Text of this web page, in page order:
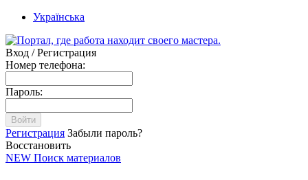
Українська
Вход / Регистрация
Номер телефона:
Пароль:
Войти
Регистрация Забыли пароль?
Восстановить
NEW Поиск материалов